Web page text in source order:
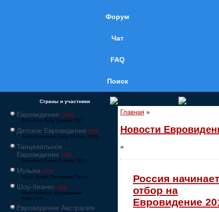
Форум
Чат
FAQ
Поиск
Страны и участники
Евровидение [1858]
Eurovision Song Contest ESC
Детское Евровидение [878]
Junior Eurovision Song Contest JESC
Танцевальное
Евровидение [106]
Eurovision Dance Contest EDC
Музыка [257]
Music Songs Поп-музыка Песни
Шоу-бизнес [564]
Show Business Музыкальная
индустрия
Евровидение Австралия
Главная »
Новости
»
Россия начинает
отбор на
Евровидение